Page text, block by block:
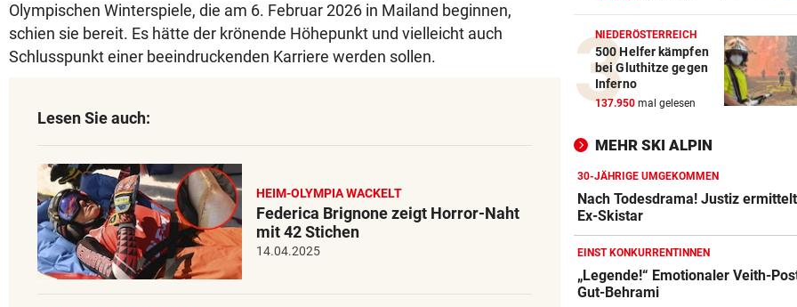
Olympischen Winterspiele, die am 6. Februar 2026 in Mailand beginnen,
schien sie bereit. Es hätte der krönende Höhepunkt und vielleicht auch
Schlusspunkt einer beeindruckenden Karriere werden sollen.
Lesen Sie auch:
HEIM-OLYMPIA WACKELT
Federica Brignone zeigt Horror-Naht
mit 42 Stichen
14.04.2025
NIEDERÖSTERREICH
500 Helfer kämpfen
bei Gluthitze gegen
Inferno
137.950 mal gelesen
MEHR SKI ALPIN
30-JÄHRIGE UMGEKOMMEN
Nach Todesdrama! Justiz
Ex-Skistar
EINST KONKURRENTINNEN
„Legende!“ Emotionaler Veith-
Gut-Behrami
Action-Cam Vergleich